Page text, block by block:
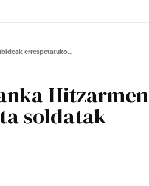
errespetatuko...
Hitzarmen
soldatak